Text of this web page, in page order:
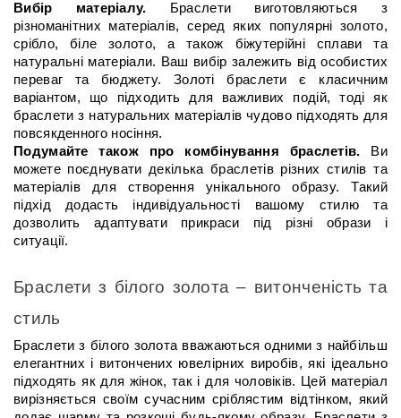
Вибір матеріалу. Браслети виготовляються з
різноманітних матеріалів, серед яких популярні золото,
срібло, біле золото, а також біжутерійні сплави та
натуральні матеріали. Ваш вибір залежить від особистих
переваг та бюджету. Золоті браслети є класичним
варіантом, що підходить для важливих подій, тоді як
браслети з натуральних матеріалів чудово підходять для
повсякденного носіння.
Подумайте також про комбінування браслетів. Ви
можете поєднувати декілька браслетів різних стилів та
матеріалів для створення унікального образу. Такий
підхід додасть індивідуальності вашому стилю та
дозволить адаптувати прикраси під різні образи і
ситуації.
Браслети з білого золота – витонченість та
стиль
Браслети з білого золота вважаються одними з найбільш
елегантних і витончених ювелірних виробів, які ідеально
підходять як для жінок, так і для чоловіків. Цей матеріал
вирізняється своїм сучасним сріблястим відтінком, який